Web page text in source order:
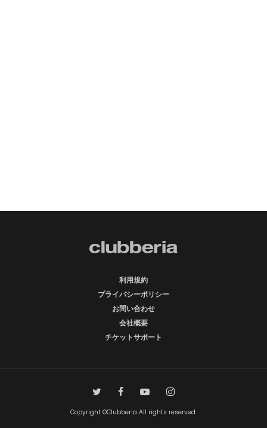
利用規約
プライバシーポリシー
お問い合わせ
会社概要
チケットサポート
Copyright ©Clubberia All rights reserved.